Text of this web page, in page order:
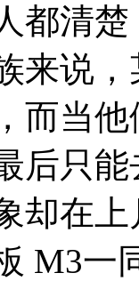
都清
来说
而当
后只
却在
M3一